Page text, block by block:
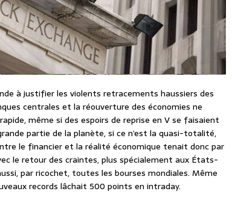
à justifier les violents retracements haussiers des
centrales et la réouverture des économies ne
même si des espoirs de reprise en V se faisaient
partie de la planète, si ce n’est la quasi-totalité,
le financier et la réalité économique tenait donc par
le retour des craintes, plus spécialement aux États-
par ricochet, toutes les bourses mondiales. Même
records lâchait 500 points en intraday.